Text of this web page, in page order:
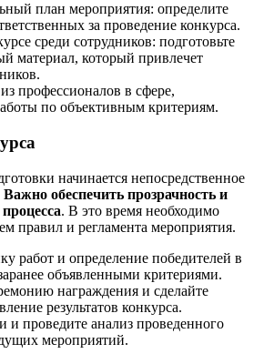
план мероприятия: определите
за проведение конкурса.
среди сотрудников: подготовьте
материал, который привлечет
профессионалов в сфере,
по объективным критериям.
начинается непосредственное
Важно обеспечить прозрачность и
. В это время необходимо
правил и регламента мероприятия.
работ и определение победителей в
объявленными критериями.
награждения и сделайте
результатов конкурса.
и проведите анализ проведенного
мероприятий.